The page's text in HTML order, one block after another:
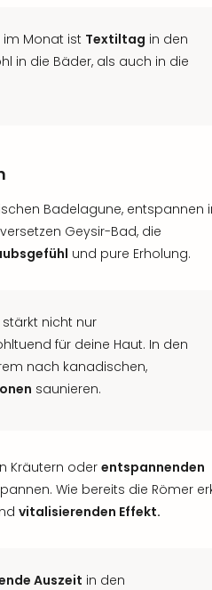
Monat ist Textiltag in den
in die Bäder, als auch in die
Badelagune, entspannen
Geysir-Bad, die
und pure Erholung.
stärkt nicht nur
für deine Haut. In den
nach kanadischen,
saunieren.
Kräutern oder entspannenden
Wie bereits die Römer
vitalisierenden Effekt.
Auszeit in den